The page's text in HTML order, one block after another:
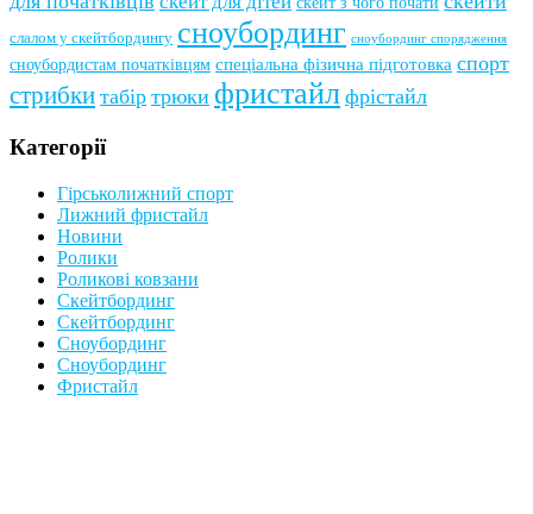
слалом у скейтбордингу сноубординг сноубординг спорядження
сноубордистам початківцям спеціальна фізична підготовка спорт
стрибки табір трюки фристайл фрістайл
Категорії
Гірськолижний спорт
Лижний фристайл
Новини
Ролики
Роликові ковзани
Скейтбординг
Скейтбординг
Сноубординг
Сноубординг
Фристайл